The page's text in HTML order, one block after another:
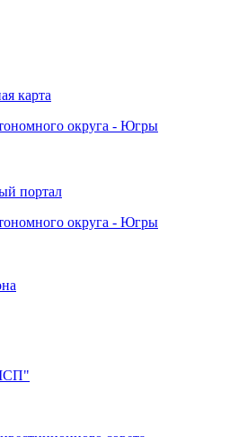
карта
округа - Югры
портал
округа - Югры